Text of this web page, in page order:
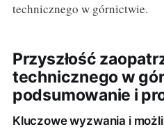
technicznego w górnictwie.
Przyszłość
technicznego w
podsumowanie i
Kluczowe wyzwania i